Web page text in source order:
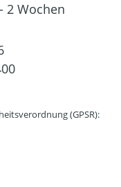
2 Wochen
(GPSR):